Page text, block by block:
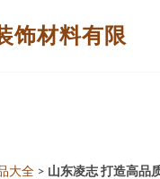
饰材料有限
大全 > 山东凌志 打造高品